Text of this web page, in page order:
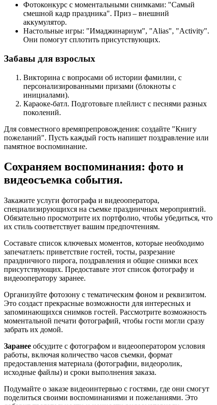
Фотоконкурс с моментальными снимками: "Самый
смешной кадр праздника". Приз – внешний
аккумулятор.
Настольные игры: "Имаджинариум", "Alias", "Activity".
Они помогут сплотить присутствующих.
Забавы для взрослых
Викторина с вопросами об истории фамилии, с
персонализированными призами (блокноты с
инициалами).
Караоке-батл. Подготовьте плейлист с песнями разных
поколений.
Для совместного времяпрепровождения: создайте "Книгу
пожеланий". Пусть каждый гость напишет поздравление или
памятное воспоминание.
Сохраняем воспоминания: фото и
видеосъемка события.
Закажите услуги фотографа и видеооператора,
специализирующихся на съемке праздничных мероприятий.
Обязательно просмотрите их портфолио, чтобы убедиться, что
их стиль соответствует вашим предпочтениям.
Составьте список ключевых моментов, которые необходимо
запечатлеть: приветствие гостей, тосты, разрезание
праздничного пирога, поздравления и общие снимки всех
присутствующих. Предоставьте этот список фотографу и
видеооператору заранее.
Организуйте фотозону с тематическим фоном и реквизитом.
Это создаст прекрасные возможности для интересных и
запоминающихся снимков гостей. Рассмотрите возможность
моментальной печати фотографий, чтобы гости могли сразу
забрать их домой.
Заранее обсудите с фотографом и видеооператором условия
работы, включая количество часов съемки, формат
предоставления материала (фотографии, видеоролик,
исходные файлы) и сроки выполнения заказа.
Подумайте о заказе видеоинтервью с гостями, где они смогут
поделиться своими воспоминаниями и пожеланиями. Это